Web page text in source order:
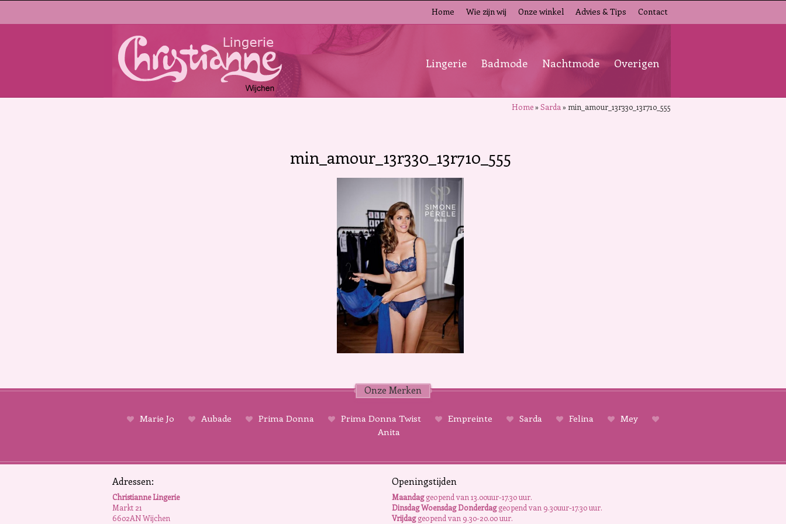
Home Wie zijn wij Onze winkel Advies & Tips Contact
Lingerie Badmode Nachtmode Overigen
Home»Sarda » min_amour_13r330_13r710_555
min_amour_13r330_13r710_555
Onze Merken
Marie Jo Aubade Prima Donna Prima Donna Twist Empreinte Sarda Felina
Mey
Anita
Adressen:
Christianne Lingerie
Markt 21
6602AN Wijchen
Openingstijden
Maandaggeopend van 13.00uur-17.30 uur.
Dinsdag Woensdag Donderdaggeopend van 9.30uur-17.30 uur.
Vrijdaggeopend van 9.30-20.00 uur.